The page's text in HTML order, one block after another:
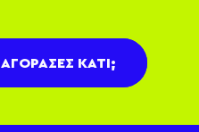
ΑΓΟΡΑΣΕΣ ΚΑΤΙ;